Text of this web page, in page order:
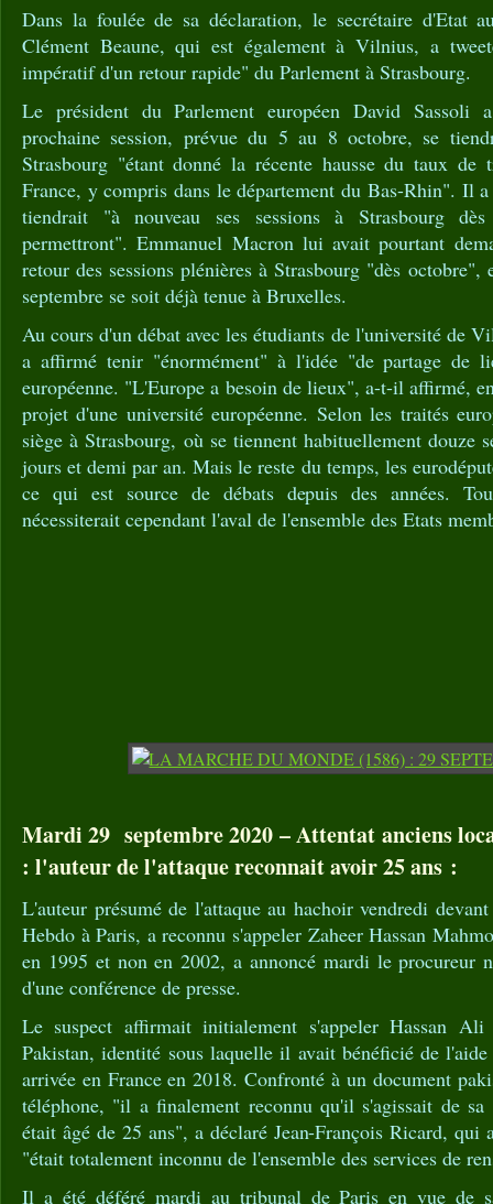
Dans la foulée de sa déclaration, le secrétaire d'Etat
Clément Beaune, qui est également à Vilnius, a
impératif d'un retour rapide" du Parlement à Strasbourg.
Le président du Parlement européen David Sassoli
prochaine session, prévue du 5 au 8 octobre, se
Strasbourg "étant donné la récente hausse du taux de
France, y compris dans le département du Bas-Rhin". Il
tiendrait "à nouveau ses sessions à Strasbourg
permettront". Emmanuel Macron lui avait pourtant
retour des sessions plénières à Strasbourg "dès octobre",
septembre se soit déjà tenue à Bruxelles.
Au cours d'un débat avec les étudiants de l'université de
a affirmé tenir "énormément" à l'idée "de partage de
européenne. "L'Europe a besoin de lieux", a-t-il affirmé,
projet d'une université européenne. Selon les traités
siège à Strasbourg, où se tiennent habituellement douze
jours et demi par an. Mais le reste du temps, les
ce qui est source de débats depuis des années.
nécessiterait cependant l'aval de l'ensemble des Etats
Mardi 29 septembre 2020 – Attentat anciens
: l'auteur de l'attaque reconnait avoir 25 ans :
L'auteur présumé de l'attaque au hachoir vendredi
Hebdo à Paris, a reconnu s'appeler Zaheer Hassan
en 1995 et non en 2002, a annoncé mardi le procureur
d'une conférence de presse.
Le suspect affirmait initialement s'appeler Hassan
Pakistan, identité sous laquelle il avait bénéficié de
arrivée en France en 2018. Confronté à un document
téléphone, "il a finalement reconnu qu'il s'agissait de
était âgé de 25 ans", a déclaré Jean-François Ricard, qui
"était totalement inconnu de l'ensemble des services de
Il a été déféré mardi au tribunal de Paris en vue de